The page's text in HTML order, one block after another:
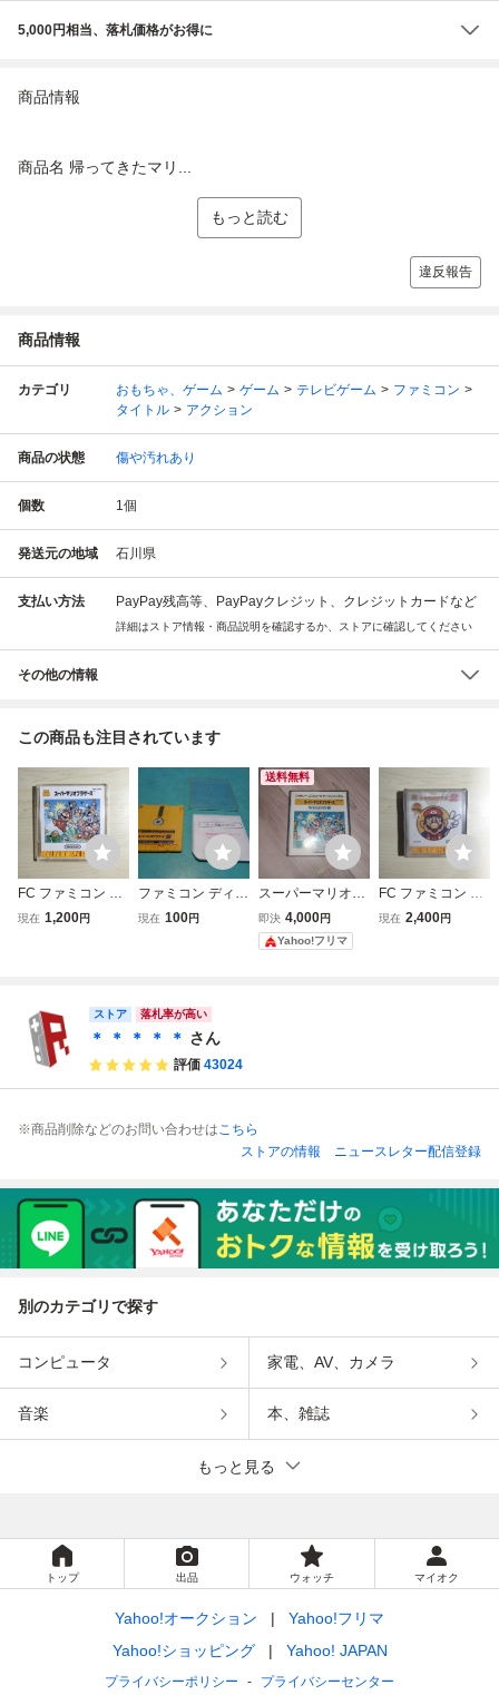
5,000円相当、落札価格がお得に
商品情報
商品名 帰ってきたマリ...
もっと読む
違反報告
商品情報
カテゴリ おもちゃ、ゲーム ゲーム テレビゲーム
ファミコン
タイトル
アクション
商品の状態 傷や汚れあり
個数 1個
発送元の地域 石川県
支払い方法 PayPay残高等、PayPayクレジット、クレジットカードなど
詳細はストア情報・商品説明を確認するか、ストアに確認してください
その他の情報
この商品も注目されています
FC ファミコン デ
ィスクシステム デ
現在 1,200円
ファミコン ディス
クシステム スーパ
現在 100円
送料無料
スーパーマリオブ
ラザーズ ファミ
コン ディスクシス
テム
即決 4,000円
Yahoo!フリマ
FC ファミコン デ
ィスクシステム デ
現在 2,400円
ストア 落札率が高い
＊ ＊ ＊ ＊ ＊ さん
評価 43024
※商品削除などのお問い合わせはこちら
ストアの情報
ニュースレター配信登録
別のカテゴリで探す
コンピュータ 家電、AV、カメラ
音楽 本、雑誌
もっと見る
トップ 出品 ウォッチ マイオク
Yahoo!オークション
Yahoo!フリマ
Yahoo!ショッピング
Yahoo! JAPAN
プライバシーポリシー プライバシーセンター